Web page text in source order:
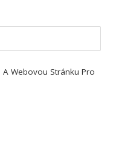
A Webovou Stránku Pro